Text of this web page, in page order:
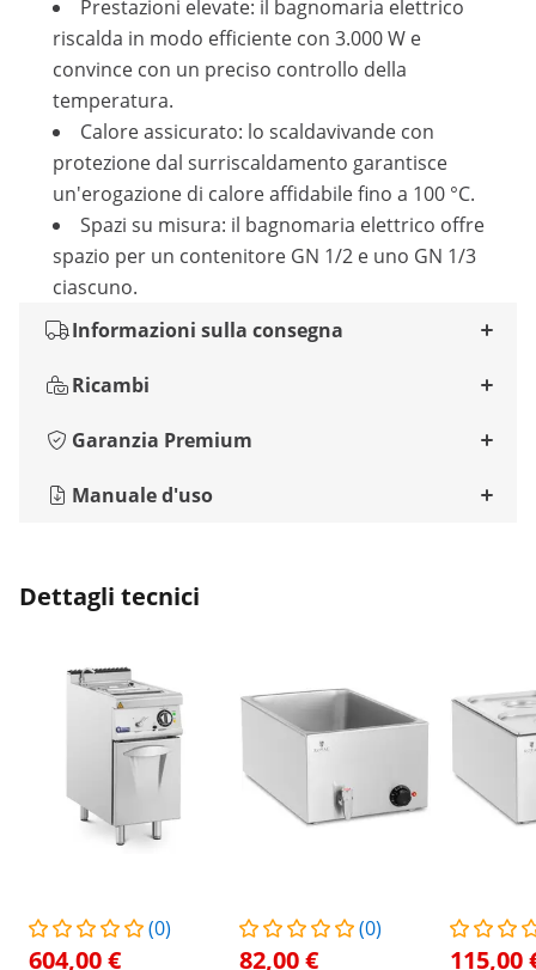
Prestazioni elevate: il bagnomaria elettrico
riscalda in modo efficiente con 3.000 W e
convince con un preciso controllo della
temperatura.
Calore assicurato: lo scaldavivande con
protezione dal surriscaldamento garantisce
un'erogazione di calore affidabile fino a 100 °C.
Spazi su misura: il bagnomaria elettrico offre
spazio per un contenitore GN 1/2 e uno GN 1/3
ciascuno.
Informazioni sulla consegna
Ricambi
Garanzia Premium
Manuale d'uso
Dettagli tecnici
(0)
604,00 €
(0)
82,00 € 115,00